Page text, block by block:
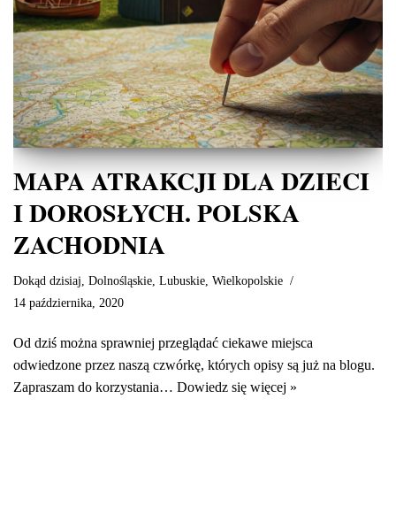
MAPA ATRAKCJI DLA DZIECI
I DOROSŁYCH. POLSKA
ZACHODNIA
Dokąd dzisiaj, Dolnośląskie, Lubuskie, Wielkopolskie
14 października, 2020
Od dziś można sprawniej przeglądać ciekawe miejsca
odwiedzone przez naszą czwórkę, których opisy są już na blogu.
Zapraszam do korzystania… Dowiedz się więcej »